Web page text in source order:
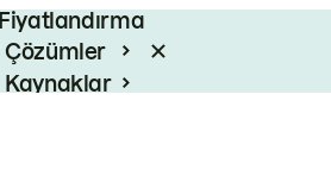
Fiyatlandırma
Çözümler
Kaynaklar